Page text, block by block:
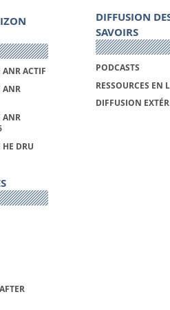
ACTIF
ANR
ANR
DRU
DIFFUSION
SAVOIRS
PODCASTS
RESSOURCES EN
DIFFUSION